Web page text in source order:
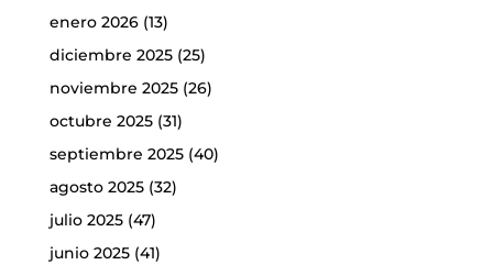
enero 2026(13)
diciembre 2025(25)
noviembre 2025(26)
octubre 2025(31)
septiembre 2025(40)
agosto 2025(32)
julio 2025(47)
junio 2025(41)